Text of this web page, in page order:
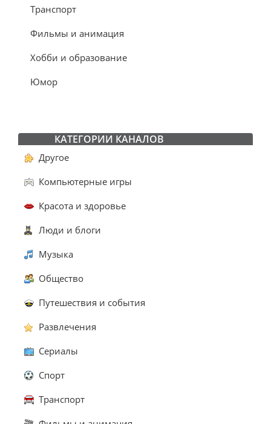
Транспорт
Фильмы и анимация
Хобби и образование
Юмор
КАТЕГОРИИ КАНАЛОВ
Другое
Компьютерные игры
Красота и здоровье
Люди и блоги
Музыка
Общество
Путешествия и события
Развлечения
Сериалы
Спорт
Транспорт